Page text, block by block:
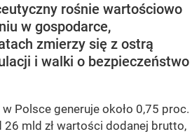
rośnie wartościowo
w gospodarce,
zmierzy się z ostrą
i walki o bezpieczeństwo
Polsce generuje około 0,75 proc.
26 mld zł wartości dodanej brutto,